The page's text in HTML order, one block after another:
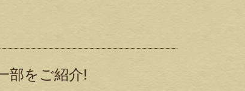
部をご紹介!